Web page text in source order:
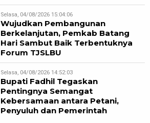
Selasa, 04/08/2026 15:04:06
Wujudkan Pembangunan
Berkelanjutan, Pemkab Batang
Hari Sambut Baik Terbentuknya
Forum TJSLBU
Selasa, 04/08/2026 14:52:03
Bupati Fadhil Tegaskan
Pentingnya Semangat
Kebersamaan antara Petani,
Penyuluh dan Pemerintah